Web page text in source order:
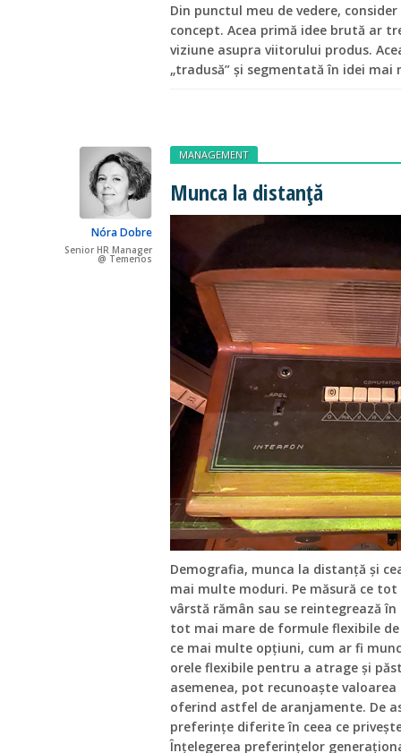
Din punctul meu de vedere,
concept. Acea primă idee brută ar
viziune asupra viitorului produs.
„tradusă” și segmentată în idei mai
Nóra Dobre
Senior HR Manager
@ Temenos
MANAGEMENT
Munca la distanță
Demografia, munca la distanță și
mai multe moduri. Pe măsură ce
vârstă rămân sau se reintegrează
tot mai mare de formule flexibile
ce mai multe opțiuni, cum ar fi
orele flexibile pentru a atrage și
asemenea, pot recunoaște
oferind astfel de aranjamente. De
preferințe diferite în ceea ce
Înțelegerea preferințelor